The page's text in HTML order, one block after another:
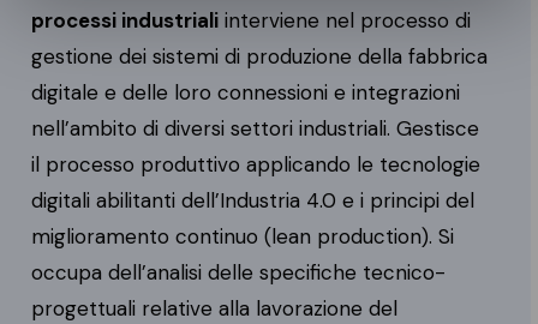
processi industriali interviene nel processo di
gestione dei sistemi di produzione della fabbrica
digitale e delle loro connessioni e integrazioni
nell’ambito di diversi settori industriali. Gestisce
il processo produttivo applicando le tecnologie
digitali abilitanti dell’Industria 4.0 e i principi del
miglioramento continuo (lean production). Si
occupa dell’analisi delle specifiche tecnico-
progettuali relative alla lavorazione del